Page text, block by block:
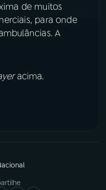
de muitos
para onde
A
acima.